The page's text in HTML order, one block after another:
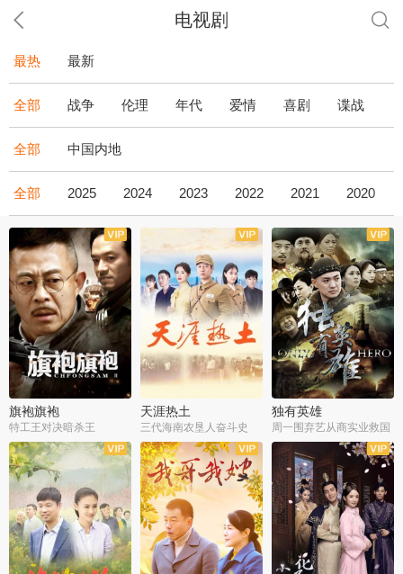
电视剧
最热 最新
全部 战争 伦理 年代 爱情 喜剧 谍战
全部 中国内地
全部 2025 2024 2023 2022 2021 2020
全43集
旗袍旗袍
特工王对决暗杀王
全36集
天涯热土
三代海南农垦人奋斗史
全34集
独有英雄
周一围弃艺从商实业救国
全34集
全50集 全51集